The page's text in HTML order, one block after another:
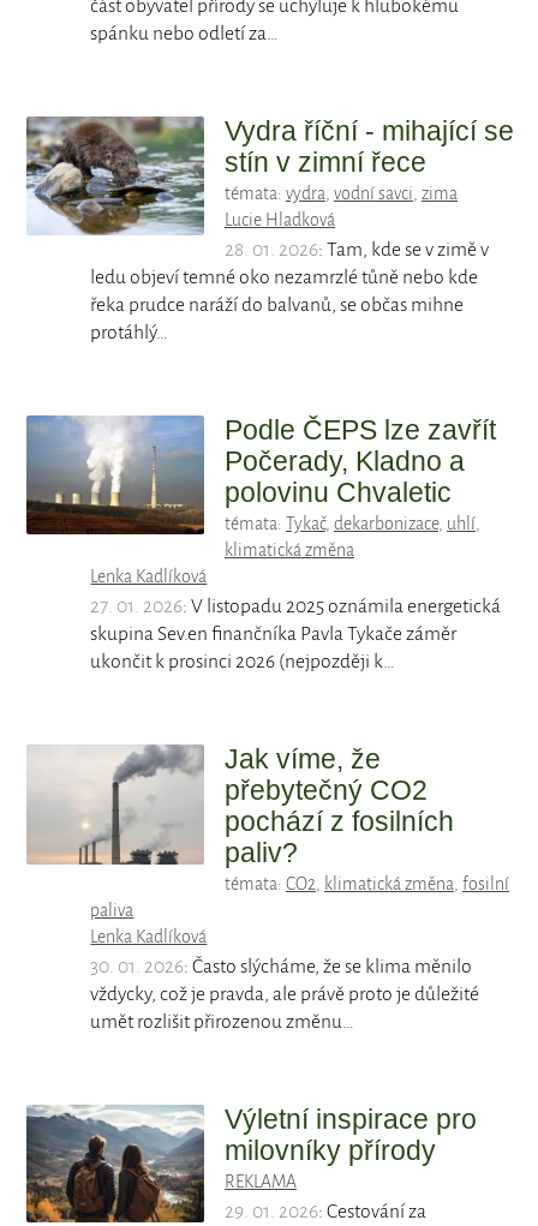
část obyvatel přírody se uchyluje k hlubokému
spánku nebo odletí za…
Vydra říční - mihající se
stín v zimní řece
témata: vydra, vodní savci, zima
Lucie Hladková
28. 01. 2026: Tam, kde se v zimě v
ledu objeví temné oko nezamrzlé tůně nebo kde
řeka prudce naráží do balvanů, se občas mihne
protáhlý…
Podle ČEPS lze zavřít
Počerady, Kladno a
polovinu Chvaletic
témata: Tykač, dekarbonizace, uhlí,
klimatická změna
Lenka Kadlíková
27. 01. 2026: V listopadu 2025 oznámila energetická
skupina Sev.en finančníka Pavla Tykače záměr
ukončit k prosinci 2026 (nejpozději k…
Jak víme, že
přebytečný CO2
pochází z fosilních
paliv?
témata: CO2, klimatická změna, fosilní
paliva
Lenka Kadlíková
30. 01. 2026: Často slýcháme, že se klima měnilo
vždycky, což je pravda, ale právě proto je důležité
umět rozlišit přirozenou změnu…
Výletní inspirace pro
milovníky přírody
REKLAMA
29. 01. 2026: Cestování za